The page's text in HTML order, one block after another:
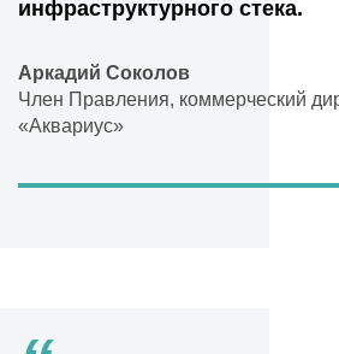
инфраструктурного стека.
Аркадий Соколов
Член Правления, коммерческий
«Аквариус»